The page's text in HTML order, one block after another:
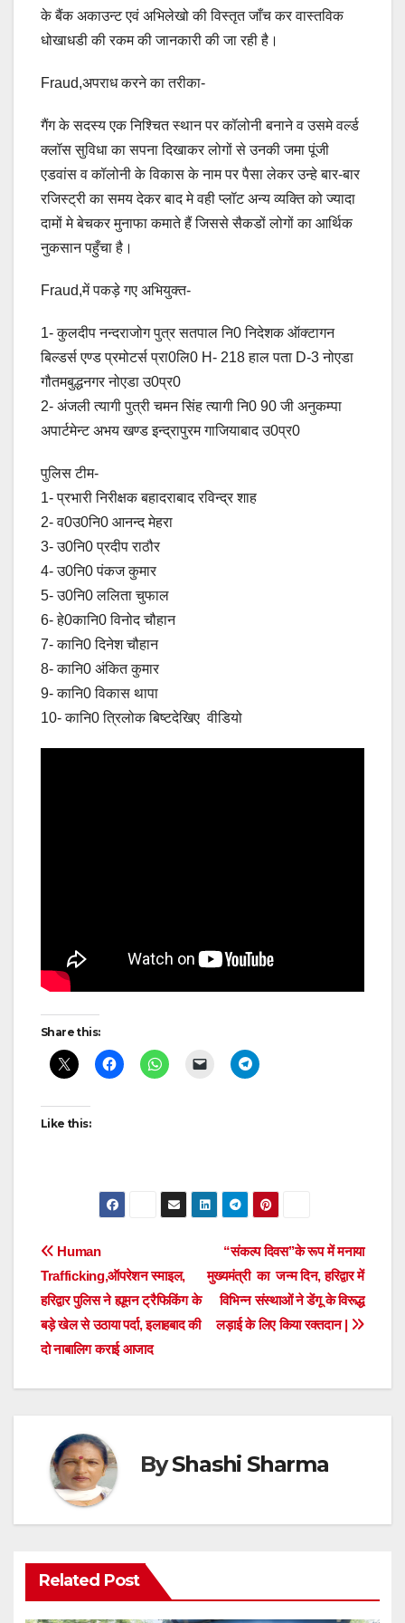
के बैंक अकाउन्ट एवं अभिलेखो की विस्तृत जाँच कर वास्तविक
धोखाधडी की रकम की जानकारी की जा रही है।
Fraud,अपराध करने का तरीका-
गैंग के सदस्य एक निश्चित स्थान पर कॉलोनी बनाने व उसमे वर्ल्ड
क्लॉस सुविधा का सपना दिखाकर लोगों से उनकी जमा पूंजी
एडवांस व कॉलोनी के विकास के नाम पर पैसा लेकर उन्हे बार-बार
रजिस्ट्री का समय देकर बाद मे वही प्लॉट अन्य व्यक्ति को ज्यादा
दामों मे बेचकर मुनाफा कमाते हैं जिससे सैकडों लोगों का आर्थिक
नुकसान पहुँचा है।
Fraud,में पकड़े गए अभियुक्त-
1- कुलदीप नन्दराजोग पुत्र सतपाल नि0 निदेशक ऑक्टागन
बिल्डर्स एण्ड प्रमोटर्स प्रा0लि0 H- 218 हाल पता D-3 नोएडा
गौतमबुद्धनगर नोएडा उ0प्र0
2- अंजली त्यागी पुत्री चमन सिंह त्यागी नि0 90 जी अनुकम्पा
अपार्टमेन्ट अभय खण्ड इन्द्रापुरम गाजियाबाद उ0प्र0
पुलिस टीम-
1- प्रभारी निरीक्षक बहादराबाद रविन्द्र शाह
2- व0उ0नि0 आनन्द मेहरा
3- उ0नि0 प्रदीप राठौर
4- उ0नि0 पंकज कुमार
5- उ0नि0 ललिता चुफाल
6- हे0कानि0 विनोद चौहान
7- कानि0 दिनेश चौहान
8- कानि0 अंकित कुमार
9- कानि0 विकास थापा
10- कानि0 त्रिलोक बिष्टदेखिए वीडियो
Share this:
Like this:
Post
navigation
“संकल्प दिवस’’के रूप में मनाया
मुख्यमंत्री का जन्म दिन, हरिद्वार में
विभिन्न संस्थाओं ने डेंगू के विरूद्ध
लड़ाई के लिए किया रक्तदान |
Human
Trafficking,ऑपरेशन स्माइल,
हरिद्वार पुलिस ने ह्यूमन ट्रैफिकिंग के
बड़े खेल से उठाया पर्दा, इलाहबाद की
दो नाबालिग कराई आजाद
ByShashi Sharma
Related Post